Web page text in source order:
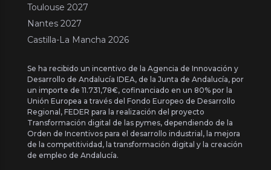
Toulouse 2027
Nantes 2027
Castilla-La Mancha 2026
Se ha recibido un incentivo de la Agencia de Innovación y
Desarrollo de Andalucía IDEA, de la Junta de Andalucía, por
un importe de 11.731,78€, cofinanciado en un 80% por la
Unión Europea a través del Fondo Europeo de Desarrollo
Regional, FEDER para la realización del proyecto
Transformación digital de las pymes, dependiendo de la
Orden de Incentivos para el desarrollo industrial, la mejora
de la competitividad, la transformación digital y la creación
de empleo de Andalucía.